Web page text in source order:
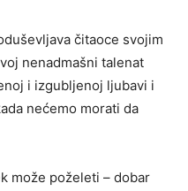
čitaoce svojim
nenadmašni talenat
i izgubljenoj ljubavi i
nećemo morati da
može poželeti – dobar